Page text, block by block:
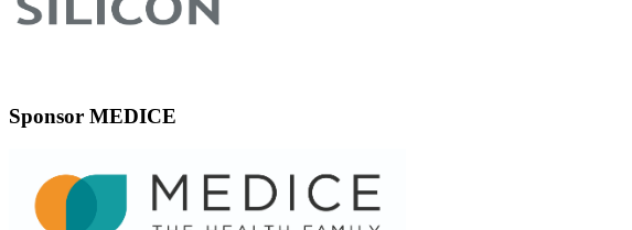
Sponsor MEDICE